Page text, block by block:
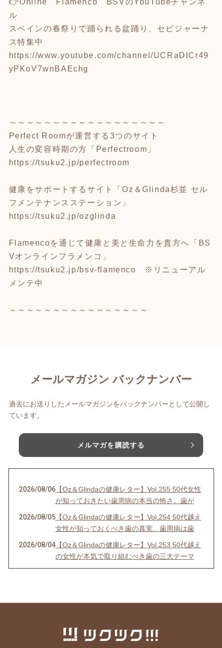
👉Online Flamenco BSVのYouTubeチャンネ
ル
スペインの春祭りで踊られる盆踊り、セビジャーナ
ス特集中
https://www.youtube.com/channel/UCRaDICr49
yPKoV7wnBAEchg
～～～～～～～～～～～～～～～～～～
Perfect Roomが運営する3つのサイト
人生の変容時期の方「Perfectroom」
https://tsuku2.jp/perfectroom
健康をサポートするサイト「Oz＆Glinda杉並 セル
フメンテナンスステーション」
https://tsuku2.jp/ozglinda
Flamencoを通じて健康と美と生命力を貴方へ「BS
Vオンラインフラメンコ」
https://tsuku2.jp/bsv-flamenco ※リニューアル
メンテ中
～～～～～～～～～～～～～～～～
メールマガジン バックナンバー
過去にお送りしたメールマガジンをバックナンバーとして公開し
ています。
メルマガを購読する
2026/08/06【Oz＆Glindaの健康レター】Vol.255 50代女性
が知っておきたい歯周病の本当の怖さ。歯が
2026/08/05【Oz＆Glindaの健康レター】Vol.254 50代越え
女性が知っておくべき歯の真実、歯周病は歯
2026/08/04【Oz＆Glindaの健康レター】Vol.253 50代越え
の女性が本気で取り組むべき歯の三大テーマ
【Oz＆Glindaの健康レター】Vol.251 歯医者に